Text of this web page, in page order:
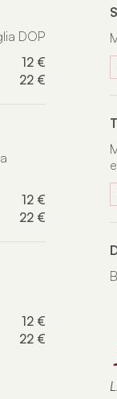
DOP
12 €
22 €
12 €
22 €
12 €
22 €